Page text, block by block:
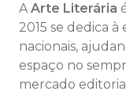
AArte Literária
2015 se dedica
nacionais,
espaço no
mercado